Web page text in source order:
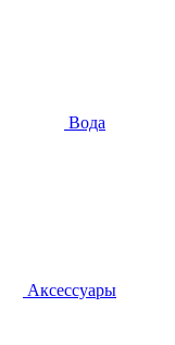
Вода
Аксессуары